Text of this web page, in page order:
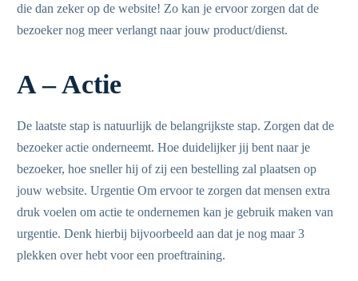
die dan zeker op de website! Zo kan je ervoor zorgen dat de
bezoeker nog meer verlangt naar jouw product/dienst.
A – Actie
De laatste stap is natuurlijk de belangrijkste stap. Zorgen dat de
bezoeker actie onderneemt. Hoe duidelijker jij bent naar je
bezoeker, hoe sneller hij of zij een bestelling zal plaatsen op
jouw website. Urgentie Om ervoor te zorgen dat mensen extra
druk voelen om actie te ondernemen kan je gebruik maken van
urgentie. Denk hierbij bijvoorbeeld aan dat je nog maar 3
plekken over hebt voor een proeftraining.